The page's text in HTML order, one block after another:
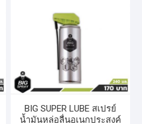
BIG SUPER LUBE สเปรย์
น้ำมันหล่อลื่นอเนกประสงค์